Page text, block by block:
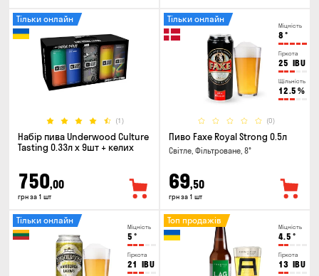
(1)
Тільки онлайн
Набір пива Underwood Culture
Tasting 0.33л x 9шт + келих
750,00
грн за 1 шт
Міцність
8 °
Гіркота
25 IBU
Щільність
12.5 %
(0)
Тільки онлайн
Пиво Faxe Royal Strong 0.5л
Світле, Фільтроване, 8°
69,50
грн за 1 шт
Міцність
5 °
Гіркота
21 IBU
Тільки онлайн
Міцність
4.5 °
Гіркота
13 IBU
Топ продажів